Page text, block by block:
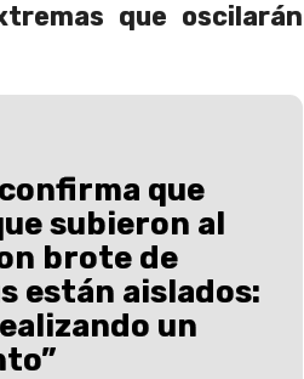
que oscilarán
que
subieron al
brote de
están aislados:
un